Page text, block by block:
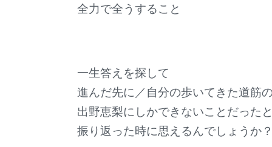
全力で全うすること
一生答えを探して
進んだ先に／自分の歩いてきた道筋
出野恵梨にしかできないことだった
振り返った時に思えるんでしょうか